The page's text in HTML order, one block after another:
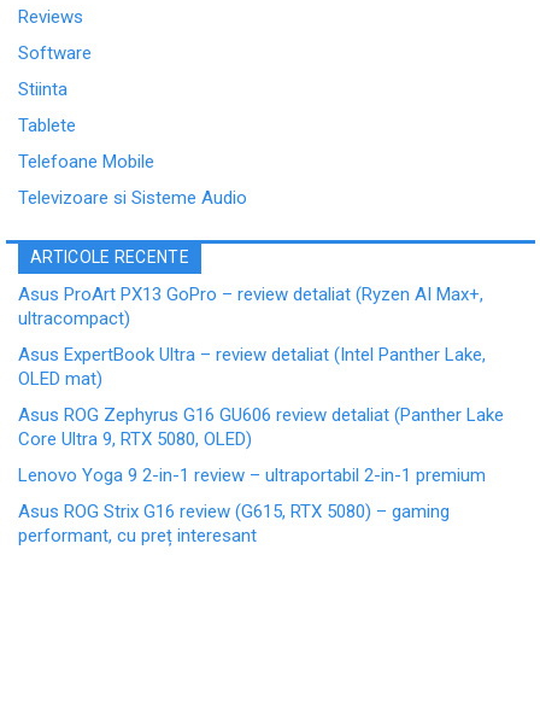
Reviews
Software
Stiinta
Tablete
Telefoane Mobile
Televizoare si Sisteme Audio
ARTICOLE RECENTE
Asus ProArt PX13 GoPro – review detaliat (Ryzen AI Max+,
ultracompact)
Asus ExpertBook Ultra – review detaliat (Intel Panther Lake,
OLED mat)
Asus ROG Zephyrus G16 GU606 review detaliat (Panther Lake
Core Ultra 9, RTX 5080, OLED)
Lenovo Yoga 9 2-in-1 review – ultraportabil 2-in-1 premium
Asus ROG Strix G16 review (G615, RTX 5080) – gaming
performant, cu preț interesant